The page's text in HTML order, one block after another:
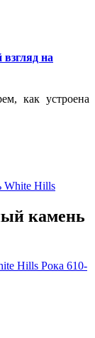
на
как устроена
White Hills
камень